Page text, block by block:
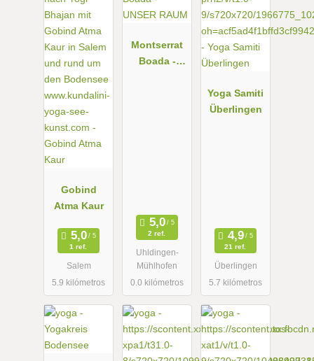
Gobind
Atma Kaur
1 ref.
Salem
5.9 kilómetros
Montserrat
Boada -
2 ref.
Uhldingen-
Mühlhofen
0.0 kilómetros
Yoga Samiti
Überlingen
21 ref.
Überlingen
5.7 kilómetros